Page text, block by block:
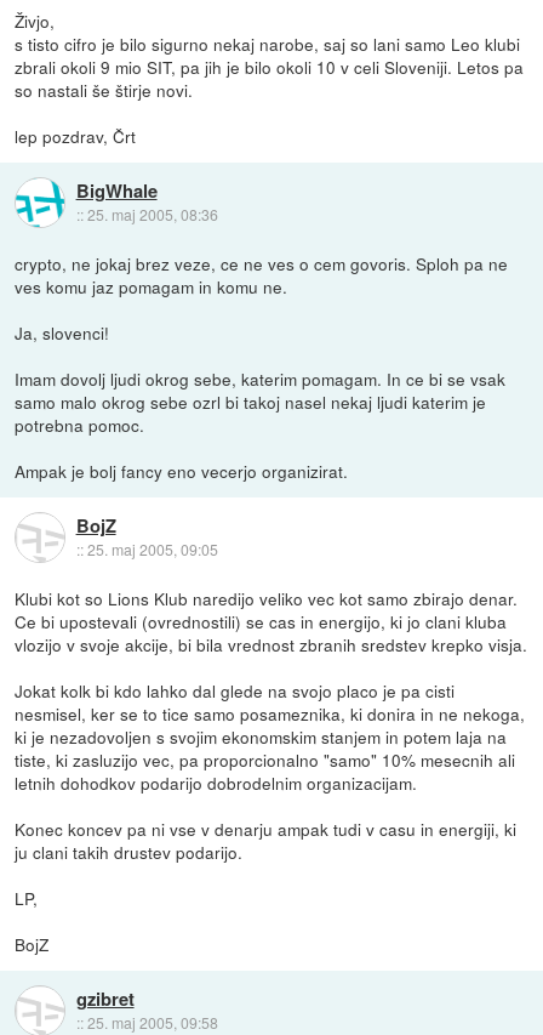
Živjo,
s tisto cifro je bilo sigurno nekaj narobe, saj so lani samo Leo klubi
zbrali okoli 9 mio SIT, pa jih je bilo okoli 10 v celi Sloveniji. Letos pa
so nastali še štirje novi.
lep pozdrav, Črt
BigWhale
::25. maj 2005, 08:36
crypto, ne jokaj brez veze, ce ne ves o cem govoris. Sploh pa ne
ves komu jaz pomagam in komu ne.
Ja, slovenci!
Imam dovolj ljudi okrog sebe, katerim pomagam. In ce bi se vsak
samo malo okrog sebe ozrl bi takoj nasel nekaj ljudi katerim je
potrebna pomoc.
Ampak je bolj fancy eno vecerjo organizirat.
BojZ
::25. maj 2005, 09:05
Klubi kot so Lions Klub naredijo veliko vec kot samo zbirajo denar.
Ce bi upostevali (ovrednostili) se cas in energijo, ki jo clani kluba
vlozijo v svoje akcije, bi bila vrednost zbranih sredstev krepko visja.
Jokat kolk bi kdo lahko dal glede na svojo placo je pa cisti
nesmisel, ker se to tice samo posameznika, ki donira in ne nekoga,
ki je nezadovoljen s svojim ekonomskim stanjem in potem laja na
tiste, ki zasluzijo vec, pa proporcionalno "samo" 10% mesecnih ali
letnih dohodkov podarijo dobrodelnim organizacijam.
Konec koncev pa ni vse v denarju ampak tudi v casu in energiji, ki
ju clani takih drustev podarijo.
LP,
BojZ
gzibret
::25. maj 2005, 09:58